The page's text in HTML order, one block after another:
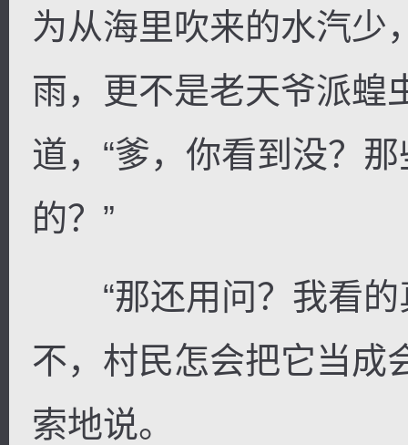
为从海里吹来的水汽少
雨，更不是老天爷派蝗
道，“爹，你看到没？
的？”
“那还用问？我看的
不，村民怎会把它当成
索地说。